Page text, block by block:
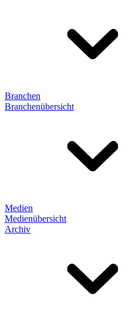
Branchen
Branchenübersicht
Medien
Medienübersicht
Archiv